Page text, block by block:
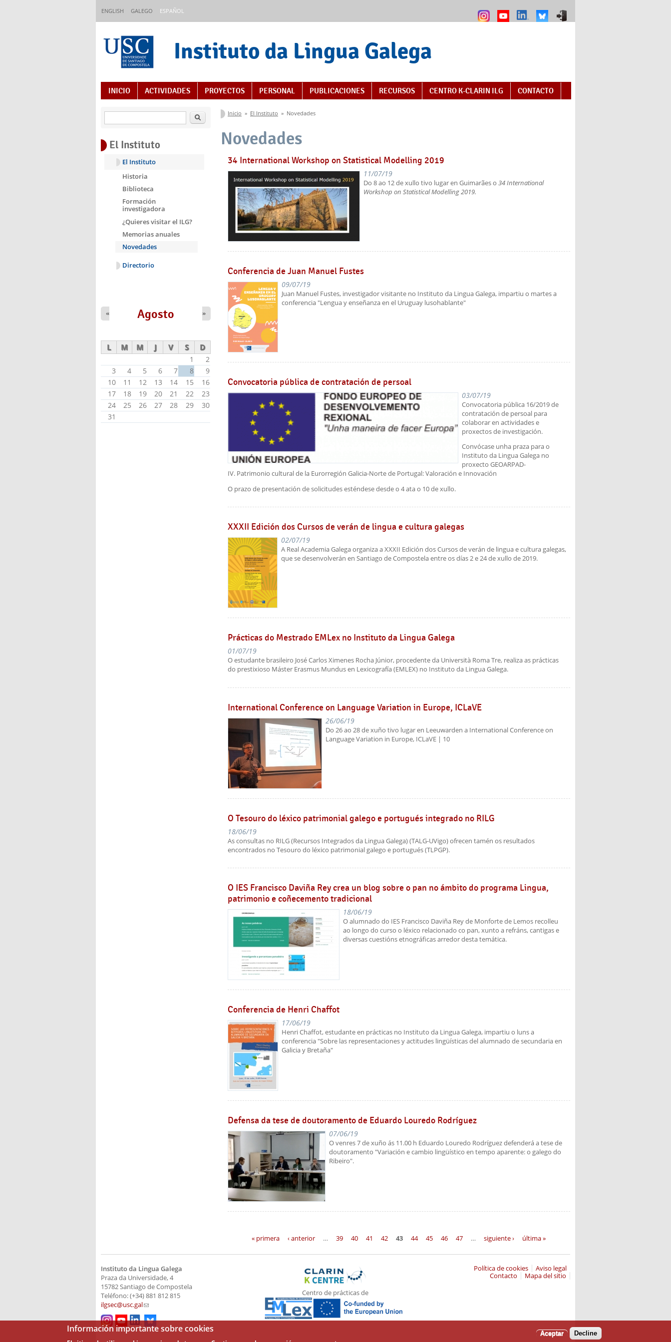
ENGLISH GALEGO ESPAÑOL
Instituto da Lingua Galega
Índice de contenidos
INICIO ACTIVIDADES PROYECTOS PERSONAL PUBLICACIONES RECURSOS CENTRO K-CLARIN ILG CONTACTO
Se encuentra usted aquí
Inicio » El Instituto » Novedades
Novedades
34 International Workshop on Statistical Modelling 2019
11/07/19
Do 8 ao 12 de xullo tivo lugar en Guimarães o 34 International
Workshop on Statistical Modelling 2019.
Conferencia de Juan Manuel Fustes
09/07/19
Juan Manuel Fustes, investigador visitante no Instituto da Lingua Galega, impartiu o martes a
conferencia "Lengua y enseñanza en el Uruguay lusohablante"
Convocatoria pública de contratación de persoal
03/07/19
Convocatoria pública 16/2019 de
contratación de persoal para
colaborar en actividades e
proxectos de investigación.
Convócase unha praza para o
Instituto da Lingua Galega no
proxecto GEOARPAD-
IV. Patrimonio cultural de la Eurorregión Galicia-Norte de Portugal: Valoración e Innovación
O prazo de presentación de solicitudes esténdese desde o 4 ata o 10 de xullo.
XXXII Edición dos Cursos de verán de lingua e cultura galegas
02/07/19
A Real Academia Galega organiza a XXXII Edición dos Cursos de verán de lingua e cultura galegas,
que se desenvolverán en Santiago de Compostela entre os días 2 e 24 de xullo de 2019.
Prácticas do Mestrado EMLex no Instituto da Lingua Galega
01/07/19
O estudante brasileiro José Carlos Ximenes Rocha Júnior, procedente da Università Roma Tre, realiza as prácticas
do prestixioso Máster Erasmus Mundus en Lexicografía (EMLEX) no Instituto da Lingua Galega.
International Conference on Language Variation in Europe, ICLaVE
26/06/19
Do 26 ao 28 de xuño tivo lugar en Leeuwarden a International Conference on
Language Variation in Europe, ICLaVE | 10
O Tesouro do léxico patrimonial galego e portugués integrado no RILG
18/06/19
As consultas no RILG (Recursos Integrados da Lingua Galega) (TALG-UVigo) ofrecen tamén os resultados
encontrados no Tesouro do léxico patrimonial galego e portugués (TLPGP).
O IES Francisco Daviña Rey crea un blog sobre o pan no ámbito do programa Lingua,
patrimonio e coñecemento tradicional
18/06/19
O alumnado do IES Francisco Daviña Rey de Monforte de Lemos recolleu
ao longo do curso o léxico relacionado co pan, xunto a refráns, cantigas e
diversas cuestións etnográficas arredor desta temática.
Conferencia de Henri Chaffot
17/06/19
Henri Chaffot, estudante en prácticas no Instituto da Lingua Galega, impartiu o luns a
conferencia "Sobre las representaciones y actitudes lingüísticas del alumnado de secundaria en
Galicia y Bretaña"
Defensa da tese de doutoramento de Eduardo Louredo Rodríguez
07/06/19
O venres 7 de xuño ás 11.00 h Eduardo Louredo Rodríguez defenderá a tese de
doutoramento "Variación e cambio lingüístico en tempo aparente: o galego do
Ribeiro".
Páginas« primera ‹ anterior … 39 40 41 42 43 44 45 46 47 … siguiente › última »
Buscar
El Instituto
El Instituto
Historia
Biblioteca
Formación
investigadora
¿Quieres visitar el ILG?
Memorias anuales
Novedades
Directorio
Agosto
« »
L M M J V S D
1
2
3
4 5 6 7 8
9
10
11 12 13 14 15
16
17
18 19 20 21 22
23
24
25 26 27 28 29
30
31
Instituto da Lingua Galega
Praza da Universidade, 4
15782 Santiago de Compostela
Teléfono: (+34) 881 812 815
ilgsec@usc.gal(link sends e-mail)
Centro de prácticas de
Aviso legal
Política de cookies
Mapa del sitio
Contacto
Información importante sobre cookies Aceptar Decline